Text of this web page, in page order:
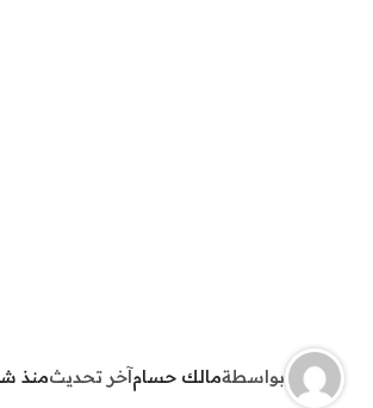
بواسطةمالك حسامآخر تحديثمنذ